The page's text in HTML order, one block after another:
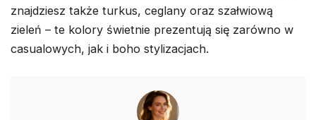
znajdziesz także turkus, ceglany oraz szałwiową
zieleń – te kolory świetnie prezentują się zarówno w
casualowych, jak i boho stylizacjach.